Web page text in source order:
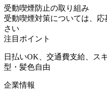
受動喫煙防止の取り組み
受動喫煙対策については、
さい
注目ポイント
日払いOK、交通費支給、ス
型・髪色自由
企業情報